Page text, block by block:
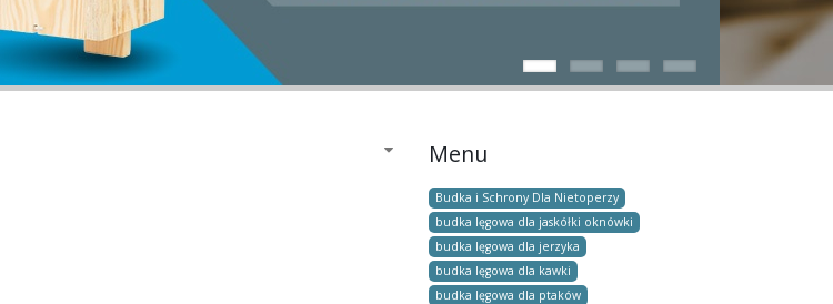
Menu
Budka i Schrony Dla Nietoperzy
budka lęgowa dla jaskółki oknówki
budka lęgowa dla jerzyka
budka lęgowa dla kawki
budka lęgowa dla ptaków